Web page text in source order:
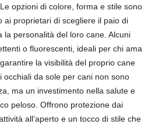
opzioni di colore, forma e stile sono
ai proprietari di scegliere il paio di
la personalità del loro cane. Alcuni
o fluorescenti, ideali per chi ama
la visibilità del proprio cane
occhiali da sole per cani non sono
ma un investimento nella salute e
peloso. Offrono protezione dai
all’aperto e un tocco di stile che